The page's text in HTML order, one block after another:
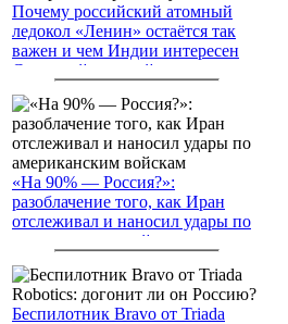
Почему российский атомный
ледокол «Ленин» остаётся так
важен и чем Индии интересен
Северный морской путь
«На 90% — Россия?»:
разоблачение того, как Иран
отслеживал и наносил удары по
американским войскам
Беспилотник Bravo от Triada